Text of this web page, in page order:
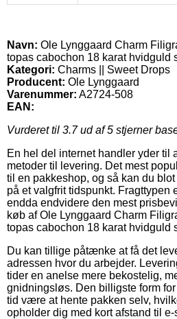
Navn: Ole Lynggaard Charm
topas cabochon 18 karat hvidguld
Kategori: Charms || Sweet Drops
Producent: Ole Lynggaard
Varenummer: A2724-508
EAN:
Vurderet til 3.7ud af 5 stjerner
En hel del internet handler yder til
metoder til levering. Det mest
til en pakkeshop, og så kan du
på et valgfrit tidspunkt. Fragttypen
endda endvidere den mest
køb af Ole Lynggaard Charm
topas cabochon 18 karat hvidguld
Du kan tillige påtænke at få det
adressen hvor du arbejder.
tider en anelse mere bekostelig,
gnidningsløs. Den billigste form
tid være at hente pakken selv,
opholder dig med kort afstand til